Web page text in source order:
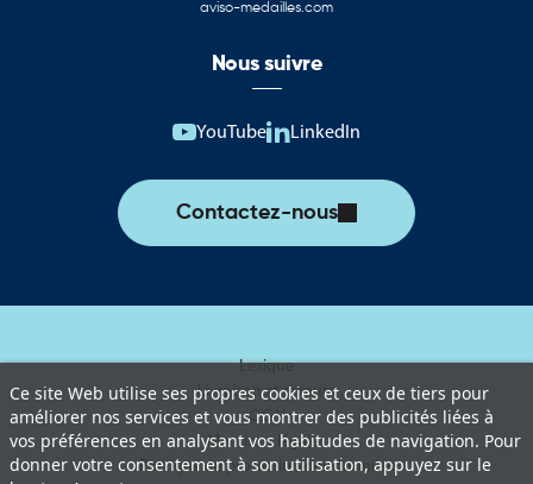
Ce site Web utilise ses propres cookies et ceux de tiers pour
améliorer nos services et vous montrer des publicités liées à
vos préférences en analysant vos habitudes de navigation. Pour
donner votre consentement à son utilisation, appuyez sur le
aviso-medailles.com
Nous suivre
YouTube LinkedIn
Contactez-nous
Lexique
Livraison et retours
C.G.V
Mentions légales
Politique de protection des données